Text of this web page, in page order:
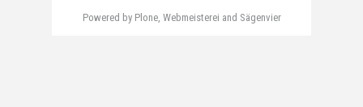
Powered by Plone, Webmeisterei and Sägenvier